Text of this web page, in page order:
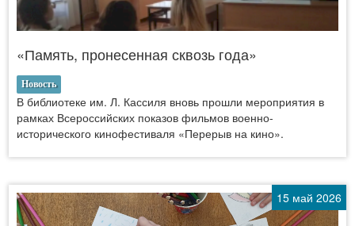
«Память, пронесенная сквозь года»
Новость
В библиотеке им. Л. Кассиля вновь прошли мероприятия в
рамках Всероссийских показов фильмов военно-
исторического кинофестиваля «Перерыв на кино».
15 май 2026